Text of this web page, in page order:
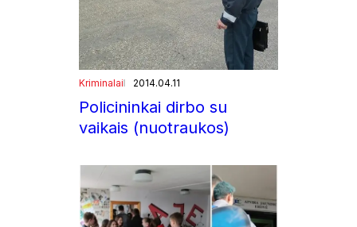
Kriminalai 2014.04.11
Policininkai dirbo su
vaikais (nuotraukos)